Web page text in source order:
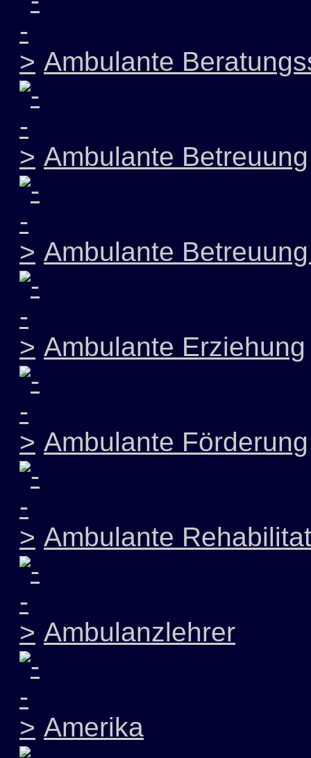
Ambulante
Ambulante Betreuung
Ambulante
Ambulante Erziehung
Ambulante Förderung
Ambulante
Ambulanzlehrer
Amerika